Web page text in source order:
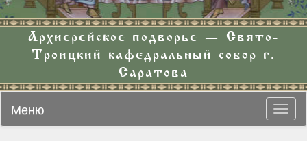
Архиерейское подворье — Свято-
Троицкий кафедральный собор г.
Саратова
Меню